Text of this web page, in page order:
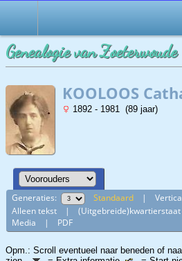
Genealogie van Zoeterwoude
KOOLOOS
1892 - 1981 (89 jaar)
Generaties: Standaard |
Alleen tekst |(Uitgebreide)kwartierstaat
Media | PDF
Opm.: Scroll eventueel naar beneden of